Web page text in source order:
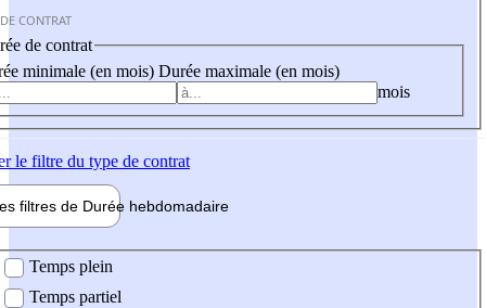
CONTRAT
de contrat
minimale (en mois) Durée maximale (en mois)
mois
le filtre du type de contrat
filtres de Durée hebdomadaire
Temps plein
Temps partiel